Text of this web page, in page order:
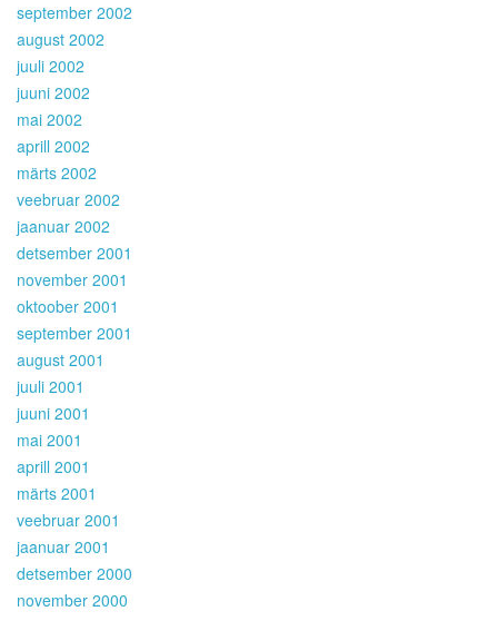
september 2002
august 2002
juuli 2002
juuni 2002
mai 2002
aprill 2002
märts 2002
veebruar 2002
jaanuar 2002
detsember 2001
november 2001
oktoober 2001
september 2001
august 2001
juuli 2001
juuni 2001
mai 2001
aprill 2001
märts 2001
veebruar 2001
jaanuar 2001
detsember 2000
november 2000